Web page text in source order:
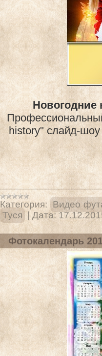
Новогодние
history" слайд-
Категория:
Видео
Туся
Дата:
Фотокалендарь